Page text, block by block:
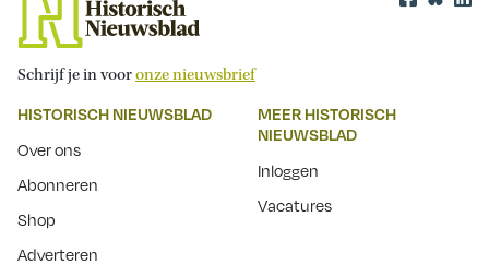
Schrijf je in vooronze nieuwsbrief
HISTORISCH NIEUWSBLAD
Over ons
Abonneren
Shop
Adverteren
MEER HISTORISCH
NIEUWSBLAD
Inloggen
Vacatures